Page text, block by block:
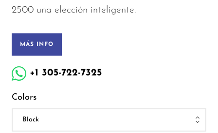
2500 una elección inteligente.
MÁS INFO
+1 305-722-7325
Colors